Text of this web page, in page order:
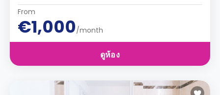
From
€1,000/month
ดูห้อง